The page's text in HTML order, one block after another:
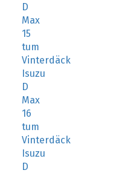
D
Max
15
tum
Vinterdäck
Isuzu
D
Max
16
tum
Vinterdäck
Isuzu
D